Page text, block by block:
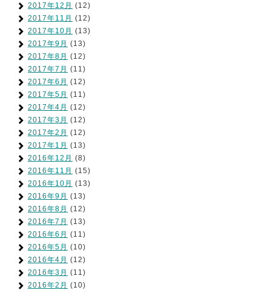
2017年12月 (12)
2017年11月 (12)
2017年10月 (13)
2017年9月 (13)
2017年8月 (12)
2017年7月 (11)
2017年6月 (12)
2017年5月 (11)
2017年4月 (12)
2017年3月 (12)
2017年2月 (12)
2017年1月 (13)
2016年12月 (8)
2016年11月 (15)
2016年10月 (13)
2016年9月 (13)
2016年8月 (12)
2016年7月 (13)
2016年6月 (11)
2016年5月 (10)
2016年4月 (12)
2016年3月 (11)
2016年2月 (10)